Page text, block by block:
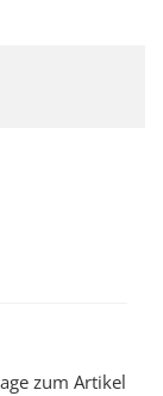
zum Artikel